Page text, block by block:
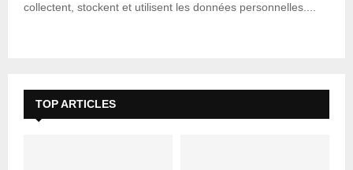
collectent, stockent et utilisent les données personnelles....
TOP ARTICLES